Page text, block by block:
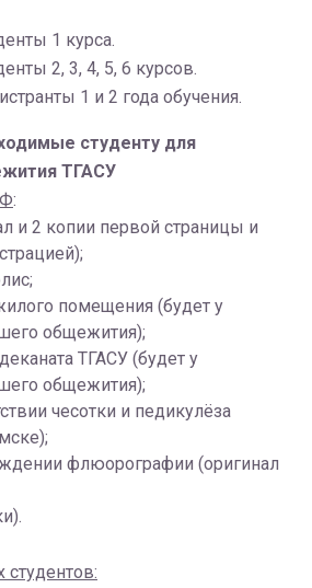
1 курса.
2, 3, 4, 5, 6 курсов.
1 и 2 года обучения.
студенту для
ТГАСУ
:
и 2 копии первой страницы и
помещения (будет у
общежития);
ТГАСУ (будет у
общежития);
чесотки и педикулёза
флюорографии (оригинал